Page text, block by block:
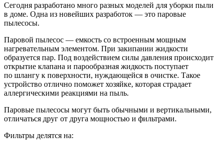
Сегодня разработано много разных моделей для уборки пыли
в доме. Одна из новейших разработок — это паровые
пылесосы.
Паровой пылесос — емкость со встроенным мощным
нагревательным элементом. При закипании жидкости
образуется пар. Под воздействием силы давления происходит
открытие клапана и парообразная жидкость поступает
по шлангу к поверхности, нуждающейся в очистке. Такое
устройство отлично поможет хозяйке, которая страдает
аллергическими реакциями на пыль.
Паровые пылесосы могут быть обычными и вертикальными,
отличаться друг от друга мощностью и фильтрами.
Фильтры делятся на: